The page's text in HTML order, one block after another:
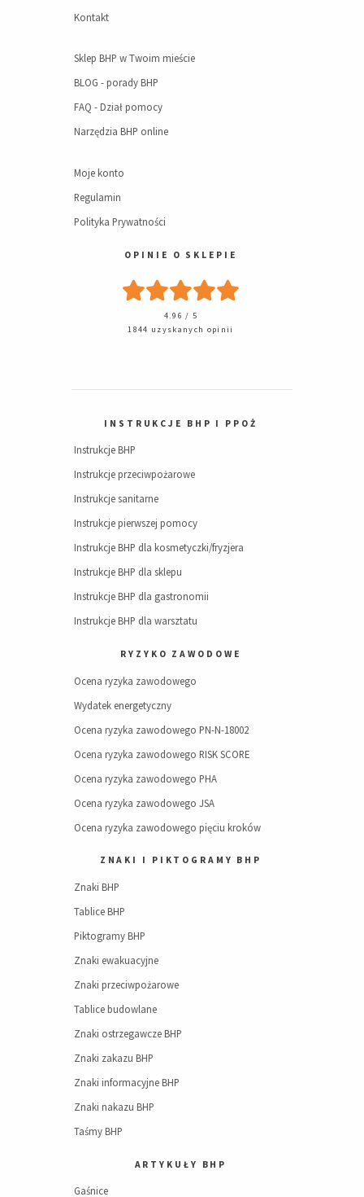
Kontakt
Sklep BHP w Twoim mieście
BLOG - porady BHP
FAQ - Dział pomocy
Narzędzia BHP online
Moje konto
Regulamin
Polityka Prywatności
OPINIE O SKLEPIE
4.96 / 5
1844 uzyskanych opinii
INSTRUKCJE BHP I PPOŻ
Instrukcje BHP
Instrukcje przeciwpożarowe
Instrukcje sanitarne
Instrukcje pierwszej pomocy
Instrukcje BHP dla kosmetyczki/fryzjera
Instrukcje BHP dla sklepu
Instrukcje BHP dla gastronomii
Instrukcje BHP dla warsztatu
RYZYKO ZAWODOWE
Ocena ryzyka zawodowego
Wydatek energetyczny
Ocena ryzyka zawodowego PN-N-18002
Ocena ryzyka zawodowego RISK SCORE
Ocena ryzyka zawodowego PHA
Ocena ryzyka zawodowego JSA
Ocena ryzyka zawodowego pięciu kroków
ZNAKI I PIKTOGRAMY BHP
Znaki BHP
Tablice BHP
Piktogramy BHP
Znaki ewakuacyjne
Znaki przeciwpożarowe
Tablice budowlane
Znaki ostrzegawcze BHP
Znaki zakazu BHP
Znaki informacyjne BHP
Znaki nakazu BHP
Taśmy BHP
ARTYKUŁY BHP
Gaśnice